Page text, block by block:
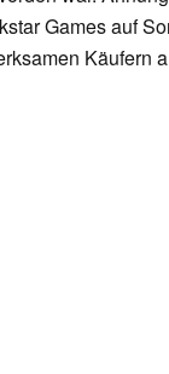
Games auf
Käufern